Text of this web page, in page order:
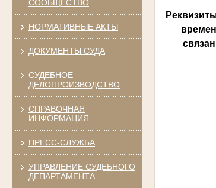
СООБЩЕСТВО
НОРМАТИВНЫЕ АКТЫ
ДОКУМЕНТЫ СУДА
СУДЕБНОЕ
ДЕЛОПРОИЗВОДСТВО
СПРАВОЧНАЯ
ИНФОРМАЦИЯ
ПРЕСС-СЛУЖБА
УПРАВЛЕНИЕ СУДЕБНОГО
ДЕПАРТАМЕНТА